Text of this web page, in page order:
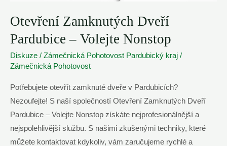
Otevření Zamknutých Dveří
Pardubice – Volejte Nonstop
Diskuze / Zámečnická Pohotovost Pardubický kraj /
Zámečnická Pohotovost
Potřebujete otevřít zamknuté dveře v Pardubicích?
Nezoufejte! S naší společností Otevření Zamknutých Dveří
Pardubice – Volejte Nonstop získáte nejprofesionálnější a
nejspolehlivější službu. S našimi zkušenými techniky, které
můžete kontaktovat kdykoliv, vám zaručujeme rychlé a